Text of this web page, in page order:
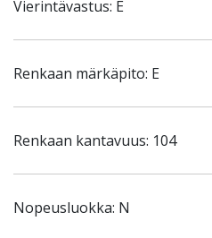
Vierintävastus: E
Renkaan märkäpito: E
Renkaan kantavuus: 104
Nopeusluokka: N